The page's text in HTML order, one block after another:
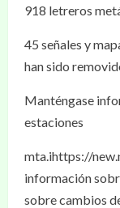
918 letreros
45 señales y
han sido
Manténgase
estaciones
mta.ihttps://
información
sobre cambios